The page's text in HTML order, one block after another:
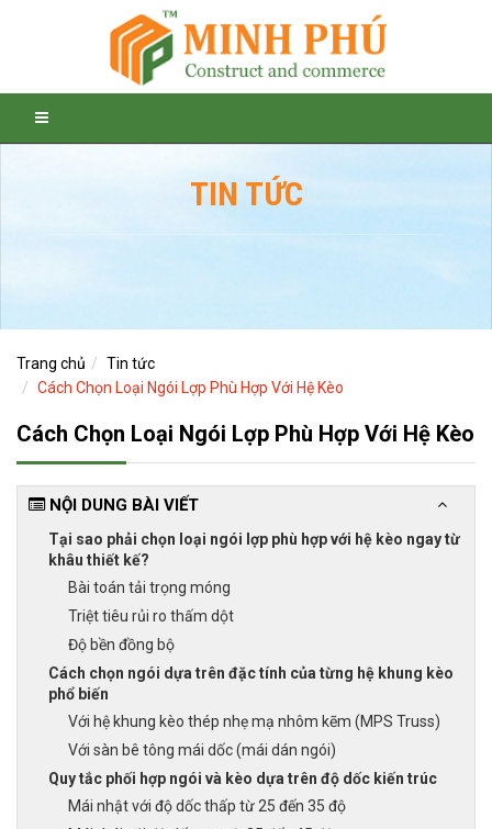
TIN TỨC
Trang chủ
Tin tức
Cách Chọn Loại Ngói Lợp Phù Hợp Với Hệ Kèo
Cách Chọn Loại Ngói Lợp Phù Hợp Với Hệ Kèo
NỘI DUNG BÀI VIẾT
Tại sao phải chọn loại ngói lợp phù hợp với hệ kèo ngay từ
khâu thiết kế?
Bài toán tải trọng móng
Triệt tiêu rủi ro thấm dột
Độ bền đồng bộ
Cách chọn ngói dựa trên đặc tính của từng hệ khung kèo
phổ biến
Với hệ khung kèo thép nhẹ mạ nhôm kẽm (MPS Truss)
Với sàn bê tông mái dốc (mái dán ngói)
Quy tắc phối hợp ngói và kèo dựa trên độ dốc kiến trúc
Mái nhật với độ dốc thấp từ 25 đến 35 độ